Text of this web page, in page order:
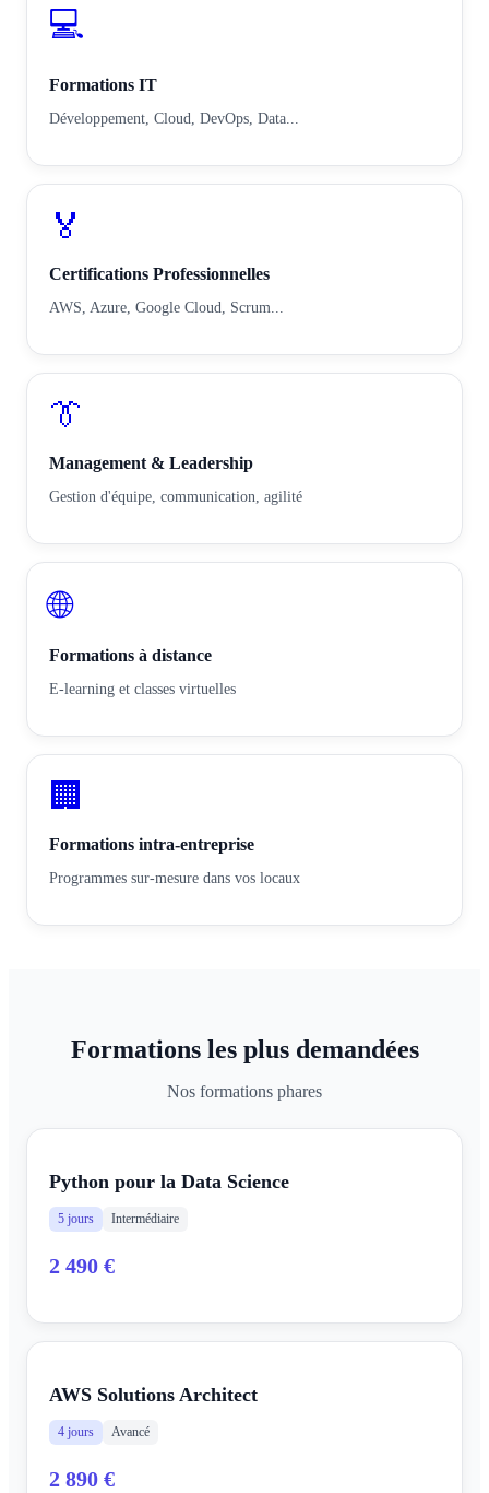
💻
Formations IT
Développement, Cloud, DevOps, Data...
🏅
Certifications Professionnelles
AWS, Azure, Google Cloud, Scrum...
👔
Management & Leadership
Gestion d'équipe, communication, agilité
🌐
Formations à distance
E-learning et classes virtuelles
🏢
Formations intra-entreprise
Programmes sur-mesure dans vos locaux
Formations les plus demandées
Nos formations phares
Python pour la Data Science
5 jours Intermédiaire
2 490 €
AWS Solutions Architect
4 jours Avancé
2 890 €